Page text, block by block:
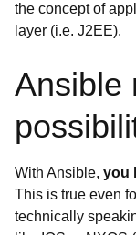
the concept of
layer (i.e. J2EE).
Ansible
With Ansible, you
This is true even
technically